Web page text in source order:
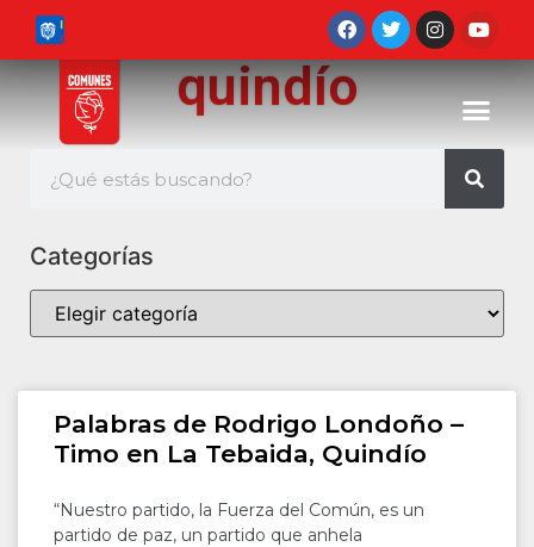
quindío
Categorías
Palabras de Rodrigo Londoño –
Timo en La Tebaida, Quindío
“Nuestro partido, la Fuerza del Común, es un
partido de paz, un partido que anhela